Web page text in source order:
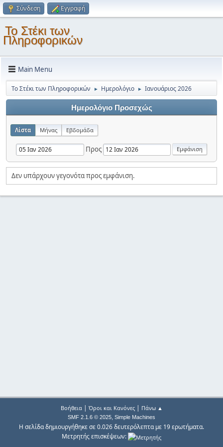
Σύνδεση Εγγραφή
Το Στέκι των
Πληροφορικών
Main Menu
Το Στέκι των Πληροφορικών ► Ημερολόγιο ► Ιανουάριος 2026
Ημερολόγιο Προσεχώς
Λίστα Μήνας Εβδομάδα
Προς
Δεν υπάρχουν γεγονότα προς εμφάνιση.
Βοήθεια| Όροι και Κανόνες| Πάνω ▲
SMF 2.1.6 © 2025, Simple Machines
Η σελίδα δημιουργήθηκε σε 0.026 δευτερόλεπτα με 19 ερωτήματα.
Μετρητής επισκέψεων: